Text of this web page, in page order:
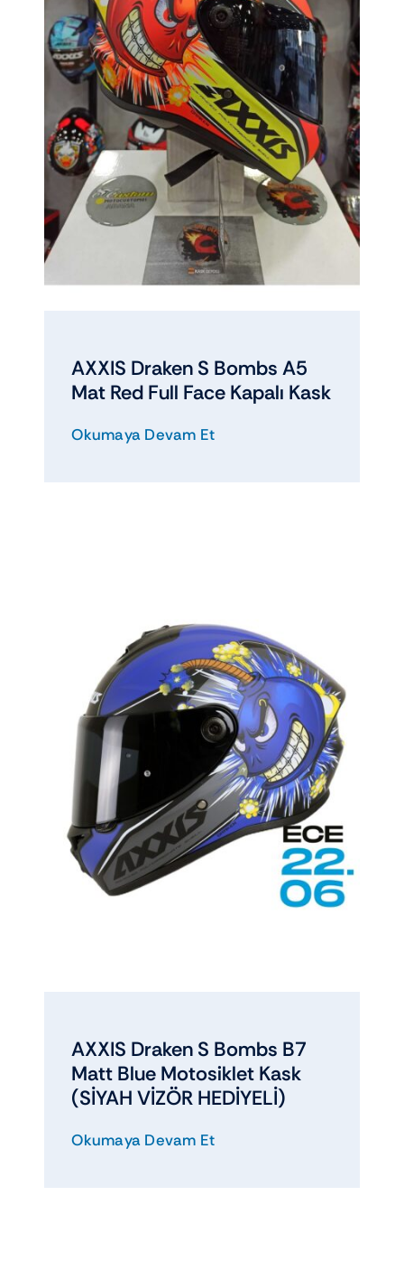
AXXIS Draken S Bombs A5
Mat Red Full Face Kapalı Kask
Okumaya Devam Et
AXXIS Draken S Bombs B7
Matt Blue Motosiklet Kask
(SİYAH VİZÖR HEDİYELİ)
Okumaya Devam Et